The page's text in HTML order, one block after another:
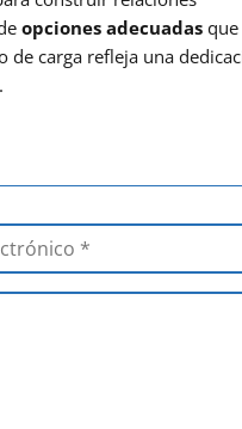
opciones adecuadas que
carga refleja una